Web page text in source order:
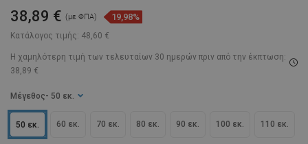
Κατάλογος τιμής: 48,60 €
38,89 € (με ΦΠΑ) 19,98%
Η χαμηλότερη τιμή των τελευταίων 30 ημερών πριν από την έκπτωση:
38,89 €
Μέγεθος - 50 εκ.
50 εκ. 60 εκ. 70 εκ. 80 εκ. 90 εκ. 100 εκ. 110 εκ.